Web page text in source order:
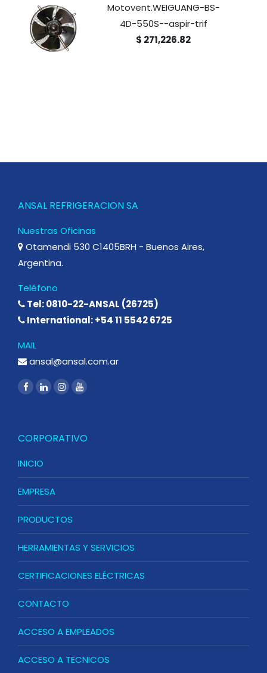
Motovent.WEIGUANG-BS-
4D-550S--aspir-trif
$ 271,226.82
ANSAL REFRIGERACION SA
Nuestras Oficinas
Otamendi 530 C1405BRH - Buenos Aires,
Argentina.
Teléfono
Tel: 0810-22-ANSAL (26725)
International: +54 11 5542 6725
MAIL
ansal@ansal.com.ar
CORPORATIVO
INICIO
EMPRESA
PRODUCTOS
HERRAMIENTAS Y SERVICIOS
CERTIFICACIONES ELÉCTRICAS
CONTACTO
ACCESO A EMPLEADOS
ACCESO A TECNICOS